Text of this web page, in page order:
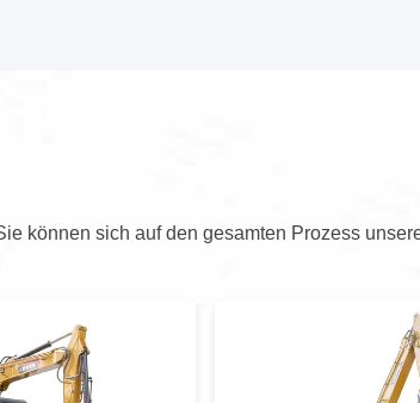
können sich auf den gesamten Prozess